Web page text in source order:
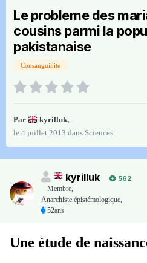
Le probleme des
cousins parmi la
pakistanaise
Consanguinite
Par kyrilluk,
le 4 juillet 2013 dans Sciences
kyrilluk
562
Membre,
Anarchiste épistémologique,
52ans
Une étude de